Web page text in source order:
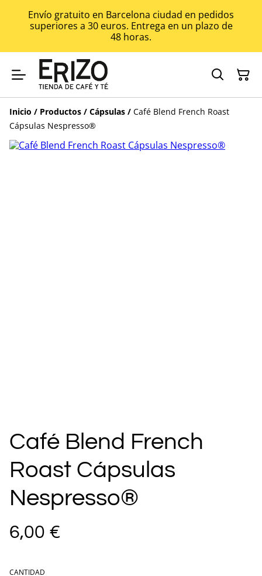
Envío gratuito en Barcelona ciudad en pedidos
superiores a 30 euros. Entrega en un plazo de
48 horas.
Inicio / Productos / Cápsulas / Café Blend French Roast
Cápsulas Nespresso®
Café Blend French
Roast Cápsulas
Nespresso®
6,00 €
CANTIDAD